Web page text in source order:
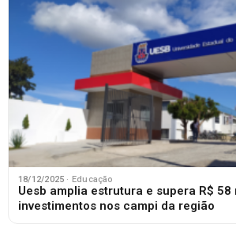
18/12/2025 · Educação
Uesb amplia estrutura e supera R$ 58
investimentos nos campi da região